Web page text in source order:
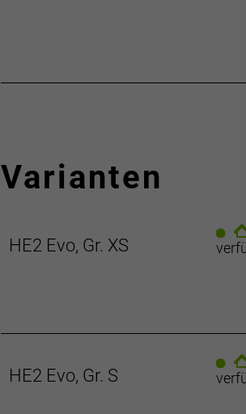
Varianten
HE2 Evo, Gr. XS
HE2 Evo, Gr. S